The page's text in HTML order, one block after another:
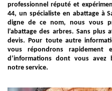
professionnel réputé et
44, un spécialiste en abattage à
digne de ce nom, nous vous
l’abattage des arbres. Sans plus
devis. Pour toute autre
vous répondrons rapidement
d’informations dont vous avez
notre service.